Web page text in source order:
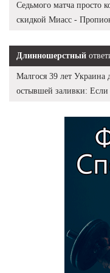
Седьмого матча просто
скидкой Миасс -
Длинношерстный
Малгося 39 лет Украина
остывшей заливки: Если